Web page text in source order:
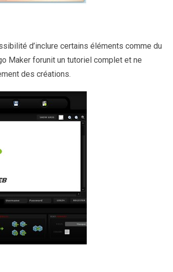
d’inclure certains éléments comme du
Maker forunit un tutoriel complet et ne
des créations.